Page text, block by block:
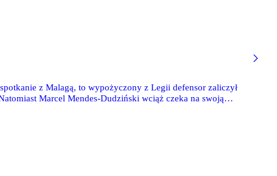
z Malagą, to wypożyczony z Legii defensor zaliczył
Marcel Mendes-Dudziński wciąż czeka na swoją